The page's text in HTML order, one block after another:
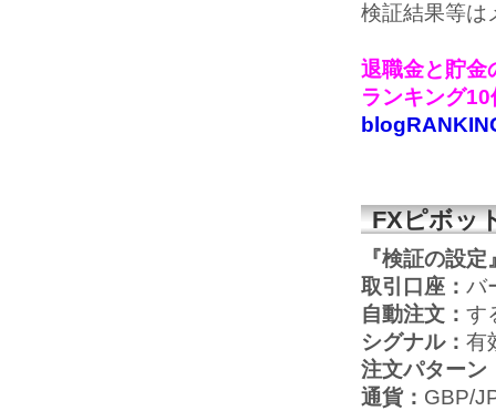
検証結果等は
退職金と貯金
ランキング
FXピボッ
『検証の設定
取引口座： バ
自動注文： す
シグナル： 有
注文パターン
通貨： GBP/